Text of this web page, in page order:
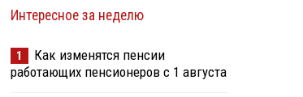
Интересное за неделю
1
Как изменятся пенсии
работающих пенсионеров с 1 августа